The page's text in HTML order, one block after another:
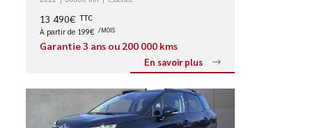
13 490€ TTC
À partir de 199€ /MOIS
Garantie 3 ans ou 200 000 kms
En savoir plus